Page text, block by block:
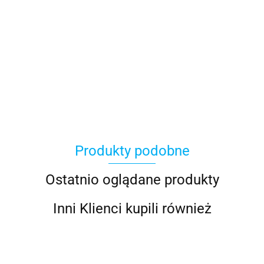
Produkty podobne
Ostatnio oglądane produkty
Inni Klienci kupili również